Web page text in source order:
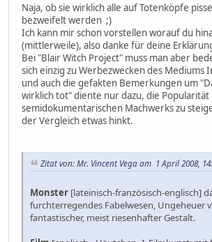
Naja, ob sie wirklich alle auf Totenköpfe
bezweifelt werden ;)
Ich kann mir schon vorstellen worauf du
(mittlerweile), also danke für deine
Bei "Blair Witch Project" muss man aber
sich einzig zu Werbezwecken des
und auch die gefakten Bemerkungen um
wirklich tot" diente nur dazu, die Popularität
semidokumentarischen Machwerks zu
der Vergleich etwas hinkt.
Zitat von: Mr. Vincent Vega am 1 April 2008,
Monster [lateinisch-französisch-englisch]
furchterregendes Fabelwesen, Ungeheuer
fantastischer, meist riesenhafter Gestalt.